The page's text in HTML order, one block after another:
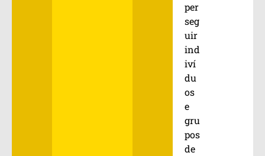
per
seg
uir
ind
iví
du
os
e
gru
pos
de